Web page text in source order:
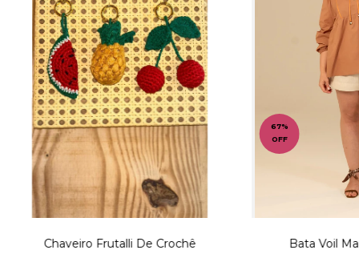
Chaveiro Frutalli De Crochê
67%
OFF
Bata Voil